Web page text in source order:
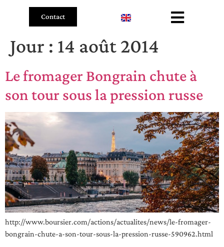
Contact
Jour : 14 août 2014
Le fromager Bongrain chute à
son tour sous la pression russe
http://www.boursier.com/actions/actualites/news/le-fromager-
bongrain-chute-a-son-tour-sous-la-pression-russe-590962.html